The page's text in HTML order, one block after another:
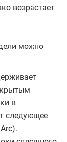
возрастает
можно
в
следующее